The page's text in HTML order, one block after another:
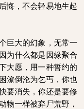
悔，不会轻易地生起
巨大的幻象，无常一
为什么都是因缘聚合
大愿，用一种誓约的
潦倒沦为乞丐，你也
要消失，你还是要修
物一样被弃尸荒野，